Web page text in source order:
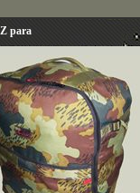
para